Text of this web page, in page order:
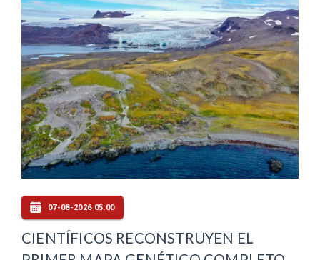
07-08-2026 05:00
CIENTÍFICOS RECONSTRUYEN EL